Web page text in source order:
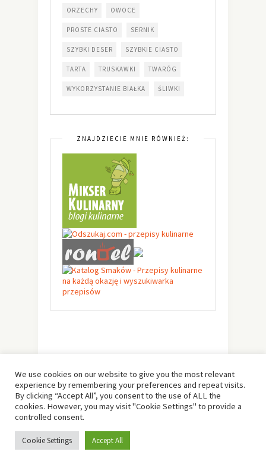
ORZECHY OWOCE
PROSTE CIASTO SERNIK
SZYBKI DESER SZYBKIE CIASTO
TARTA TRUSKAWKI TWARÓG
WYKORZYSTANIE BIAŁKA ŚLIWKI
ZNAJDZIECIE MNIE RÓWNIEŻ:
Designed & Developed by
We use cookies on our website to give you the most relevant
experience by remembering your preferences and repeat visits.
By clicking “Accept All”, you consent to the use of ALL the
cookies. However, you may visit "Cookie Settings" to provide a
controlled consent.
Cookie Settings Accept All